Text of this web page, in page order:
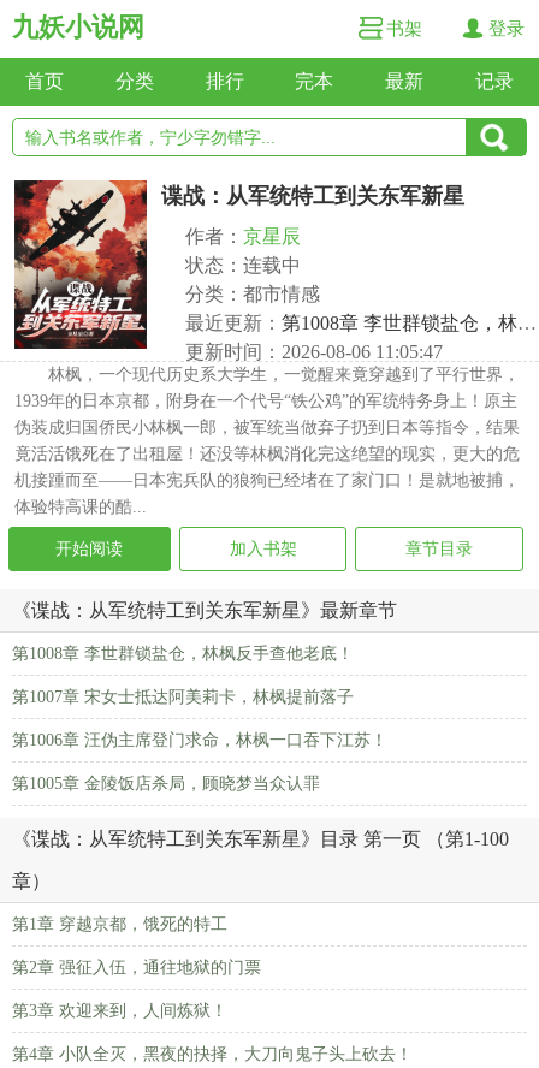
九妖小说网 书架 登录
首页 分类 排行 完本 最新 记录
谍战：从军统特工到关东军新星
作者： 京星辰
状态：连载中
分类：都市情感
最近更新： 第1008章 李世群锁盐仓，林枫反手查他老底！
更新时间：2026-08-06 11:05:47
林枫，一个现代历史系大学生，一觉醒来竟穿越到了平行世界，
1939年的日本京都，附身在一个代号“铁公鸡”的军统特务身上！原主
伪装成归国侨民小林枫一郎，被军统当做弃子扔到日本等指令，结果
竟活活饿死在了出租屋！还没等林枫消化完这绝望的现实，更大的危
机接踵而至——日本宪兵队的狼狗已经堵在了家门口！是就地被捕，
体验特高课的酷...
开始阅读 加入书架 章节目录
《谍战：从军统特工到关东军新星》最新章节
第1008章 李世群锁盐仓，林枫反手查他老底！
第1007章 宋女士抵达阿美莉卡，林枫提前落子
第1006章 汪伪主席登门求命，林枫一口吞下江苏！
第1005章 金陵饭店杀局，顾晓梦当众认罪
《谍战：从军统特工到关东军新星》目录 第一页 （第1-100
章）
第1章 穿越京都，饿死的特工
第2章 强征入伍，通往地狱的门票
第3章 欢迎来到，人间炼狱！
第4章 小队全灭，黑夜的抉择，大刀向鬼子头上砍去！